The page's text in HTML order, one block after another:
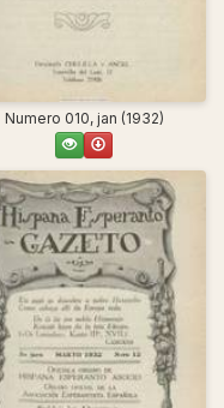
Numero 010, jan (1932)